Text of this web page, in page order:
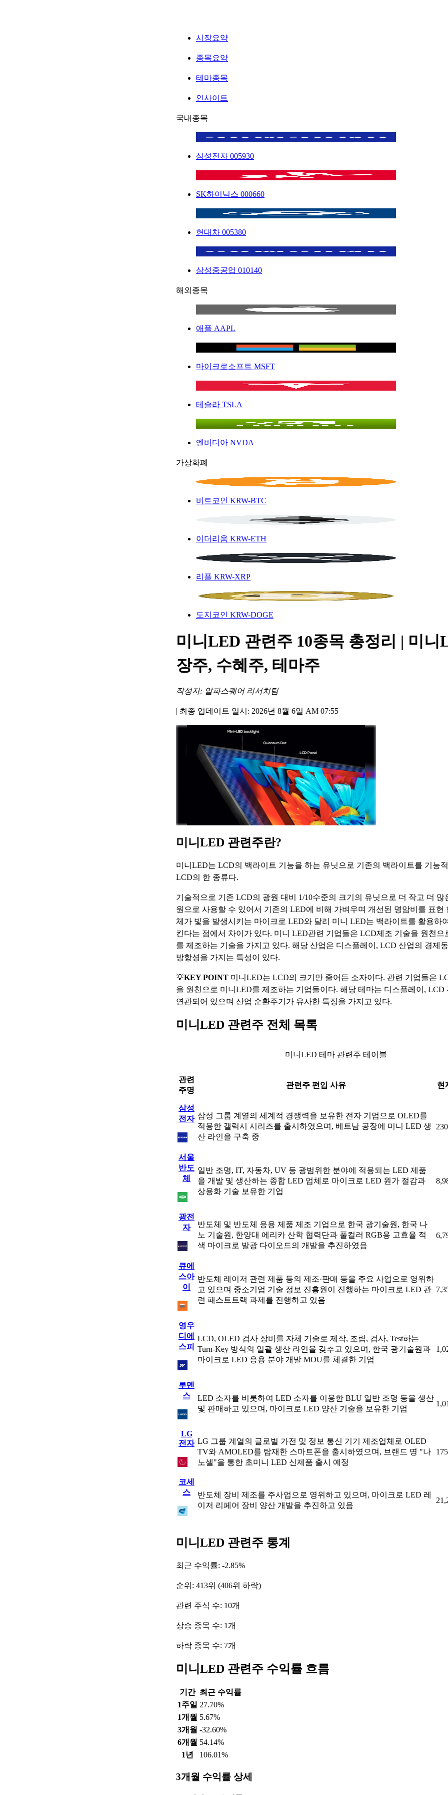
시장요약
종목요약
테마종목
인사이트
국내종목
삼성전자 005930
SK하이닉스 000660
현대차 005380
삼성중공업 010140
해외종목
애플 AAPL
마이크로소프트 MSFT
테슬라 TSLA
엔비디아 NVDA
가상화폐
비트코인 KRW-BTC
이더리움 KRW-ETH
리플 KRW-XRP
도지코인 KRW-DOGE
미니LED 관련주 10종목 총정리 | 미니
장주, 수혜주, 테마주
작성자: 알파스퀘어 리서치팀
| 최종 업데이트 일시: 2026년 8월 6일 AM 07:55
미니LED 관련주란?
미니LED는 LCD의 백라이트 기능을 하는 유닛으로 기존의 백라이트를 기능
LCD의 한 종류다.
기술적으로 기존 LCD의 광원 대비 1/10수준의 크기의 유닛으로 더 작고 더 많
원으로 사용할 수 있어서 기존의 LED에 비해 가벼우며 개선된 명암비를 표현
체가 빛을 발생시키는 마이크로 LED와 달리 미니 LED는 백라이트를 활용하
킨다는 점에서 차이가 있다. 미니 LED관련 기업들은 LCD제조 기술을 원천으
를 제조하는 기술을 가지고 있다. 해당 산업은 디스플레이, LCD 산업의 경제
방항셩을 가지는 특성이 있다.
💡KEY POINT 미니LED는 LCD의 크기만 줄어든 소자이다. 관련 기업들은
을 원천으로 미니LED를 제조하는 기업들이다. 해당 테마는 디스플레이, LCD
연관되어 있으며 산업 순환주기가 유사한 특징을 가지고 있다.
미니LED 관련주 전체 목록
미니LED 테마 관련주 테이블
관련
주명
관련주 편입 사유 현
삼성
전자 삼성 그룹 계열의 세계적 경쟁력을 보유한 전자 기업으로 OLED를
적용한 갤럭시 시리즈를 출시하였으며, 베트남 공장에 미니 LED 생
산 라인을 구축 중
서울
반도
체
일반 조명, IT, 자동차, UV 등 광범위한 분야에 적용되는 LED 제품
을 개발 및 생산하는 종합 LED 업체로 마이크로 LED 원가 절감과
상용화 기술 보유한 기업
광전
자
반도체 및 반도체 응용 제품 제조 기업으로 한국 광기술원, 한국 나
노 기술원, 한양대 에리카 산학 협력단과 풀컬러 RGB용 고효율 적
색 마이크로 발광 다이오드의 개발을 추진하였음
큐에
스아
이
반도체 레이저 관련 제품 등의 제조·판매 등을 주요 사업으로 영위하
고 있으며 중소기업 기술 정보 진흥원이 진행하는 마이크로 LED 관
련 패스트트랙 과제를 진행하고 있음
영우
디에
스피
LCD, OLED 검사 장비를 자체 기술로 제작, 조립, 검사, Test하는
Turn-Key 방식의 일괄 생산 라인을 갖추고 있으며, 한국 광기술원과
마이크로 LED 응용 분야 개발 MOU를 체결한 기업
루멘
스
LED 소자를 비롯하여 LED 소자를 이용한 BLU 일반 조명 등을 생산
및 판매하고 있으며, 마이크로 LED 양산 기술을 보유한 기업
LG
전자 LG 그룹 계열의 글로벌 가전 및 정보 통신 기기 제조업체로 OLED
TV와 AMOLED를 탑재한 스마트폰을 출시하였으며, 브랜드 명 "나
노셀"을 통한 초미니 LED 신제품 출시 예정
코세
스
반도체 장비 제조를 주사업으로 영위하고 있으며, 마이크로 LED 레
이저 리페어 장비 양산 개발을 추진하고 있음
미니LED 관련주 통계
최근 수익률: -2.85%
순위: 413위 (406위 하락)
관련 주식 수: 10개
상승 종목 수: 1개
하락 종목 수: 7개
미니LED 관련주 수익률 흐름
기간 최근 수익률
1주일 27.70%
1개월 5.67%
3개월 -32.60%
6개월 54.14%
1년
106.01%
3개월 수익률 상세